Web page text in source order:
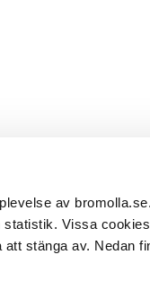
av
Vissa
stänga av. Nedan